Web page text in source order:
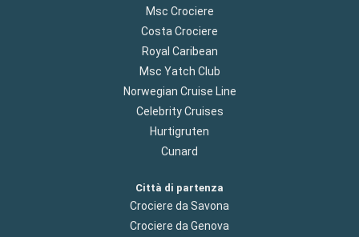
Msc Crociere
Costa Crociere
Royal Caribean
Msc Yatch Club
Norwegian Cruise Line
Celebrity Cruises
Hurtigruten
Cunard
Città di partenza
Crociere da Savona
Crociere da Genova